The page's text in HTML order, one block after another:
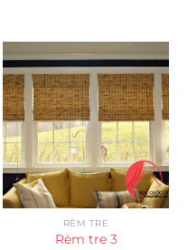
RÈM TRE
Rèm tre 3